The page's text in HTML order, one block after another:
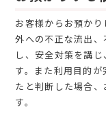
お客様からお預か
外への不正な流出
し、安全対策を講
す。また利用目的
たと判断した場合
す。